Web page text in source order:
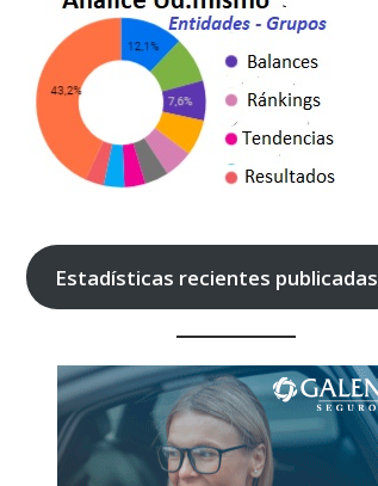
Estadísticas recientes publicadas